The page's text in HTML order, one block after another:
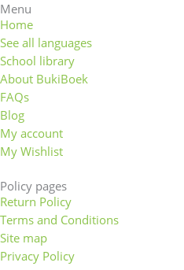
Menu
Home
See all languages
School library
About BukiBoek
FAQs
Blog
My account
My Wishlist
Policy pages
Return Policy
Terms and Conditions
Site map
Privacy Policy